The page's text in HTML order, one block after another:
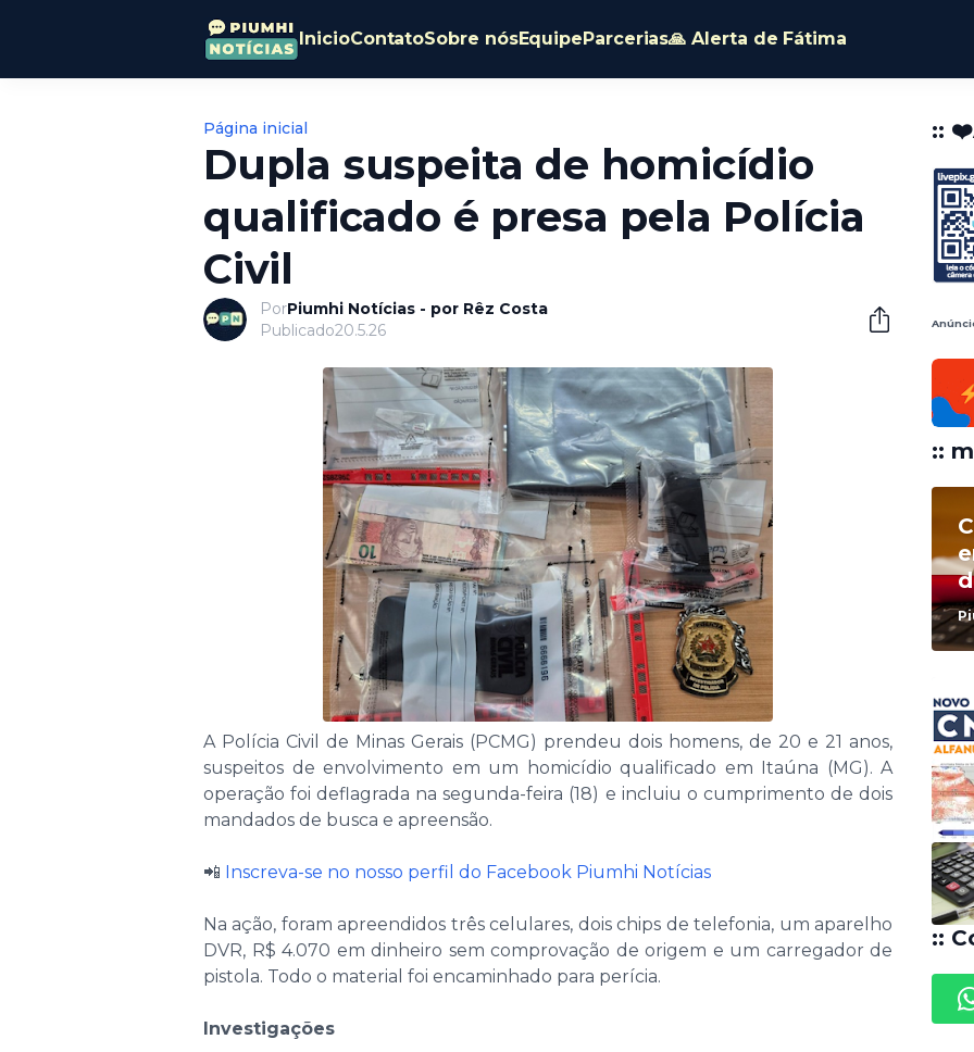
InicioContatoSobre nósEquipeParcerias🙏 Alerta de Fátima
Página inicial
Dupla suspeita de homicídio
qualificado é presa pela Polícia
Civil
PorPiumhi Notícias - por Rêz Costa
Publicado20.5.26
A Polícia Civil de Minas Gerais (PCMG) prendeu dois homens, de 20 e 21 anos,
suspeitos de envolvimento em um homicídio qualificado em Itaúna (MG). A
operação foi deflagrada na segunda-feira (18) e incluiu o cumprimento de dois
mandados de busca e apreensão.
📲 Inscreva-se no nosso perfil do Facebook Piumhi Notícias
Na ação, foram apreendidos três celulares, dois chips de telefonia, um aparelho
DVR, R$ 4.070 em dinheiro sem comprovação de origem e um carregador de
pistola. Todo o material foi encaminhado para perícia.
Investigações
::
::
::